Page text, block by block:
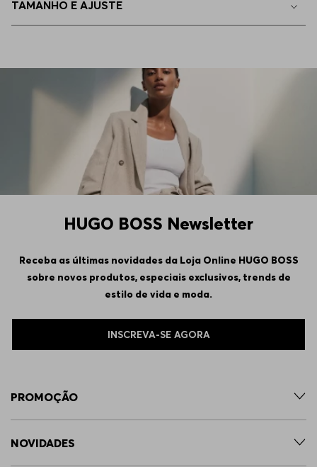
EP - XS Indisponível
4GG Indisponível
TAMANHO E AJUSTE
HUGO BOSS Newsletter
Receba as últimas novidades da Loja Online HUGO BOSS
sobre novos produtos, especiais exclusivos, trends de
estilo de vida e moda.
INSCREVA-SE AGORA
PROMOÇÃO
NOVIDADES